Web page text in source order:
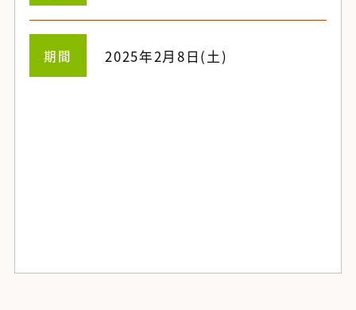
期間 2025年2月8日(土)